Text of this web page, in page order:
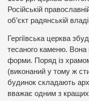
Російській
об’єкт радянській
Гергіївська церква
тесаного каменю. Вона
форми. Поряд із
(виконаний у тому ж
будинок складають
вважає одним з кращих